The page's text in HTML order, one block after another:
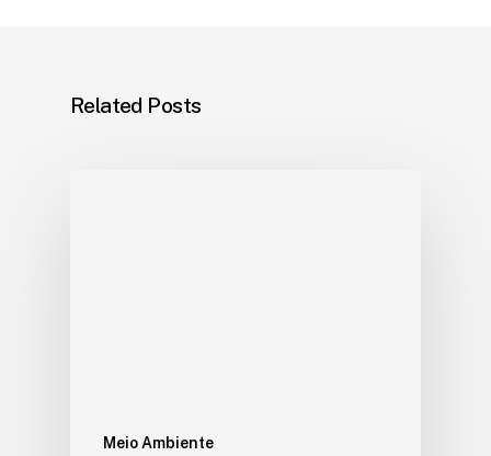
Related Posts
Meio Ambiente